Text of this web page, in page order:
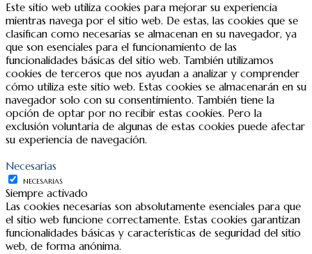
Este sitio web utiliza cookies para mejorar su experiencia
mientras navega por el sitio web. De estas, las cookies que se
clasifican como necesarias se almacenan en su navegador, ya
que son esenciales para el funcionamiento de las
funcionalidades básicas del sitio web. También utilizamos
cookies de terceros que nos ayudan a analizar y comprender
cómo utiliza este sitio web. Estas cookies se almacenarán en su
navegador solo con su consentimiento. También tiene la
opción de optar por no recibir estas cookies. Pero la
exclusión voluntaria de algunas de estas cookies puede afectar
su experiencia de navegación.
Necesarias
NECESARIAS
Siempre activado
Las cookies necesarias son absolutamente esenciales para que
el sitio web funcione correctamente. Estas cookies garantizan
funcionalidades básicas y características de seguridad del sitio
web, de forma anónima.